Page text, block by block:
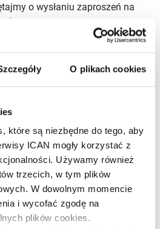
O plikach cookies
które są niezbędne do tego, aby
ICAN mogły korzystać z
Używamy również
trzecich, w tym plików
W dowolnym momencie
i wycofać zgodę na
plików cookies.
o wysłaniu zaproszeń na
(najlepiej tygodniowym, czy
wyprzedzeniem. Jeżeli spotkanie
organizować przynajmniej krótkie
na złapanie oddechu,
będzie miejsce nie tylko na
przygotowanych przez nas
dialog, burzę mózgów,
pomysłem może być także
multimedialnej, co z całą
i zaktywizuje uczestników, niż
spotkań biznesowych
aby zainteresować